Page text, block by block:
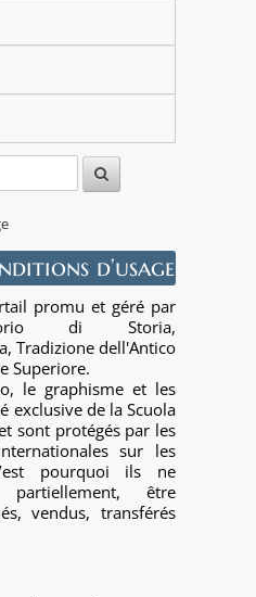
d’usage
promu et géré par
di Storia,
Tradizione dell'Antico
Superiore.
le graphisme et les
exclusive de la Scuola
sont protégés par les
sur les
pourquoi ils ne
être
vendus, transférés